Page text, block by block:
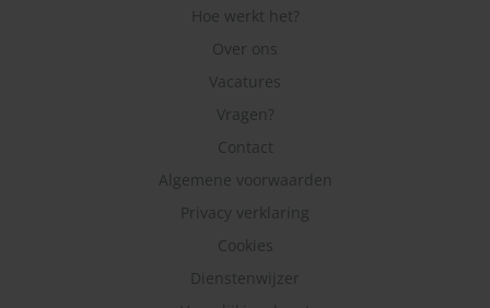
Hoe werkt het?
Over ons
Vacatures
Vragen?
Contact
Algemene voorwaarden
Privacy verklaring
Cookies
Dienstenwijzer